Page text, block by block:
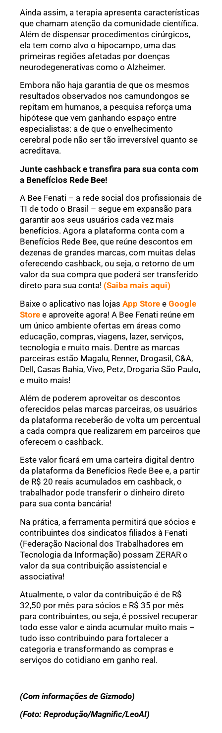
Ainda assim, a terapia apresenta características
que chamam atenção da comunidade científica.
Além de dispensar procedimentos cirúrgicos,
ela tem como alvo o hipocampo, uma das
primeiras regiões afetadas por doenças
neurodegenerativas como o Alzheimer.
Embora não haja garantia de que os mesmos
resultados observados nos camundongos se
repitam em humanos, a pesquisa reforça uma
hipótese que vem ganhando espaço entre
especialistas: a de que o envelhecimento
cerebral pode não ser tão irreversível quanto se
acreditava.
Junte cashback e transfira para sua conta com
a Benefícios Rede Bee!
A Bee Fenati – a rede social dos profissionais de
TI de todo o Brasil – segue em expansão para
garantir aos seus usuários cada vez mais
benefícios. Agora a plataforma conta com a
Benefícios Rede Bee, que reúne descontos em
dezenas de grandes marcas, com muitas delas
oferecendo cashback, ou seja, o retorno de um
valor da sua compra que poderá ser transferido
direto para sua conta! (Saiba mais aqui)
Baixe o aplicativo nas lojas App Store e Google
Store e aproveite agora! A Bee Fenati reúne em
um único ambiente ofertas em áreas como
educação, compras, viagens, lazer, serviços,
tecnologia e muito mais. Dentre as marcas
parceiras estão Magalu, Renner, Drogasil, C&A,
Dell, Casas Bahia, Vivo, Petz, Drogaria São Paulo,
e muito mais!
Além de poderem aproveitar os descontos
oferecidos pelas marcas parceiras, os usuários
da plataforma receberão de volta um percentual
a cada compra que realizarem em parceiros que
oferecem o cashback.
Este valor ficará em uma carteira digital dentro
da plataforma da Benefícios Rede Bee e, a partir
de R$ 20 reais acumulados em cashback, o
trabalhador pode transferir o dinheiro direto
para sua conta bancária!
Na prática, a ferramenta permitirá que sócios e
contribuintes dos sindicatos filiados à Fenati
(Federação Nacional dos Trabalhadores em
Tecnologia da Informação) possam ZERAR o
valor da sua contribuição assistencial e
associativa!
Atualmente, o valor da contribuição é de R$
32,50 por mês para sócios e R$ 35 por mês
para contribuintes, ou seja, é possível recuperar
todo esse valor e ainda acumular muito mais –
tudo isso contribuindo para fortalecer a
categoria e transformando as compras e
serviços do cotidiano em ganho real.
(Com informações de Gizmodo)
(Foto: Reprodução/Magnific/LeoAI)